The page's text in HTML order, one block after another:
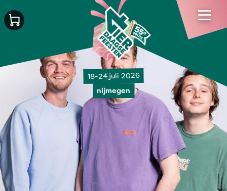
18-24 juli 2026
nijmegen